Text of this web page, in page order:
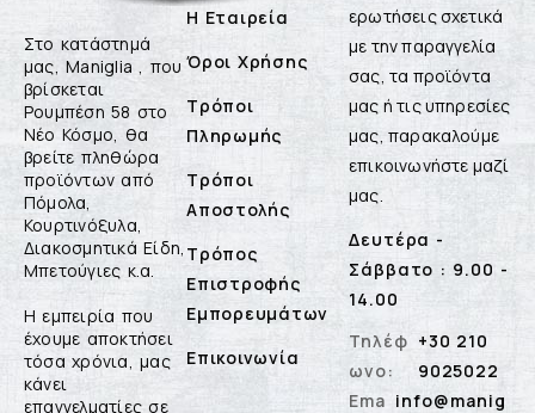
Στο κατάστημά
μας, Maniglia , που
βρίσκεται
Ρουμπέση 58 στο
Νέο Κόσμο, θα
βρείτε πληθώρα
προϊόντων από
Πόμολα,
Κουρτινόξυλα,
Διακοσμητικά Είδη,
Μπετούγιες κ.α.
Η εμπειρία που
έχουμε αποκτήσει
τόσα χρόνια, μας
κάνει
επαγγελματίες σε
Η Εταιρεία
Όροι Χρήσης
Τρόποι
Πληρωμής
Τρόποι
Αποστολής
Τρόπος
Επιστροφής
Εμπορευμάτων
Επικοινωνία
ερωτήσεις σχετικά
με την παραγγελία
σας, τα προϊόντα
μας ή τις υπηρεσίες
μας, παρακαλούμε
επικοινωνήστε μαζί
μας.
Δευτέρα -
Σάββατο : 9.00 -
14.00
Τηλέφ
ωνο:
+30 210
9025022
Ema info@manig